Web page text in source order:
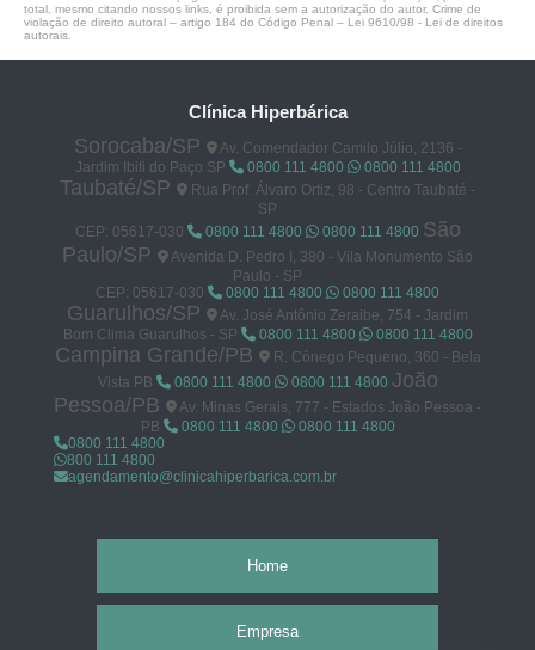
total, mesmo citando nossos links, é proibida sem a autorização do autor. Crime de
violação de direito autoral – artigo 184 do Código Penal – Lei 9610/98 - Lei de direitos
autorais
Clínica Hiperbárica
Sorocaba/SP
Av. Comendador Camilo Júlio, 2136 -
Jardim Ibiti do Paço SP
0800 111 4800 0800 111 4800
Taubaté/SP
Rua Prof. Álvaro Ortiz, 98 - Centro Taubaté -
SP
CEP: 05617-030
0800 111 4800 0800 111 4800 São
Paulo/SP
Avenida D. Pedro I, 380 - Vila Monumento São
Paulo - SP
CEP: 05617-030
0800 111 4800 0800 111 4800
Guarulhos/SP
Av. José Antônio Zeraibe, 754 - Jardim
Bom Clima Guarulhos - SP
0800 111 4800 0800 111 4800
Campina Grande/PB
R. Cônego Pequeno, 360 - Bela
Vista PB
0800 111 4800 0800 111 4800 João
Pessoa/PB
Av. Minas Gerais, 777 - Estados João Pessoa -
PB
0800 111 4800
0800 111 4800
0800 111 4800
800 111 4800
agendamento@clinicahiperbarica.com.br
Home
Empresa